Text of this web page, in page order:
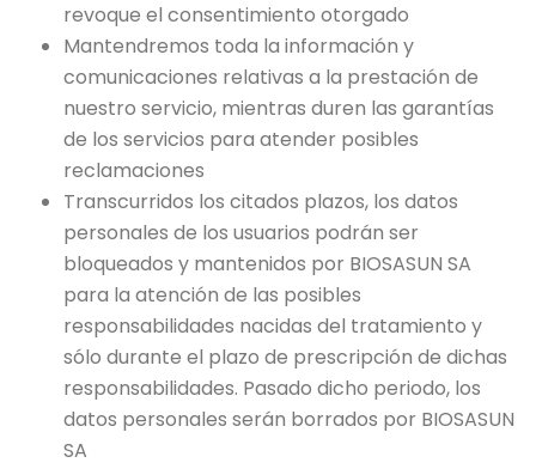
revoque el consentimiento otorgado
Mantendremos toda la información y
comunicaciones relativas a la prestación de
nuestro servicio, mientras duren las garantías
de los servicios para atender posibles
reclamaciones
Transcurridos los citados plazos, los datos
personales de los usuarios podrán ser
bloqueados y mantenidos por BIOSASUN SA
para la atención de las posibles
responsabilidades nacidas del tratamiento y
sólo durante el plazo de prescripción de dichas
responsabilidades. Pasado dicho periodo, los
datos personales serán borrados por BIOSASUN
SA